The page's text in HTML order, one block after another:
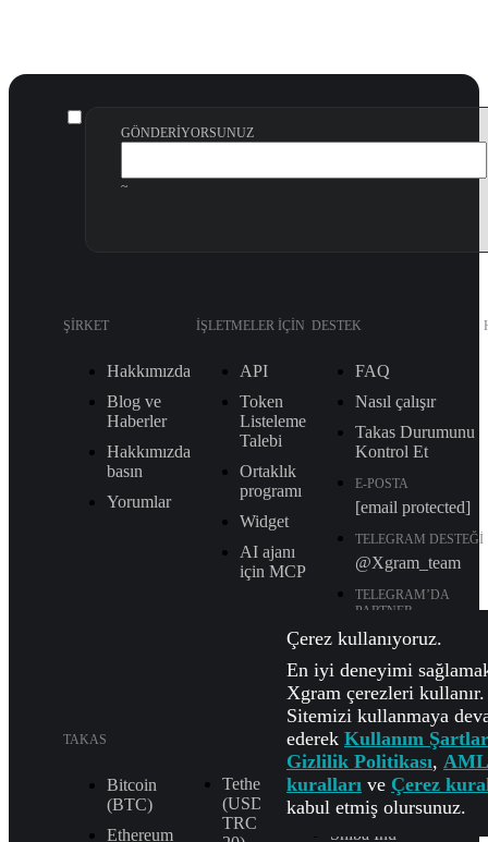
GÖNDERIYORSUNUZ
~
ŞIRKET
Hakkımızda
Blog ve
Haberler
Hakkımızda
basın
Yorumlar
İŞLETMELER IÇIN
API
Token
Listeleme
Talebi
Ortaklık
programı
Widget
AI ajanı
için MCP
DESTEK
FAQ
Nasıl çalışır
Takas Durumunu
Kontrol Et
E-POSTA
[email protected]
TELEGRAM DESTEĞI
@Xgram_team
TELEGRAM’DA
PARTNER
@Xgrammanager
TAKAS
Bitcoin
(BTC)
Ethereum
Tether
(USDT
TRС
XRP
(XRP)
Shiba Inu
Çerez kullanıyoruz.
En iyi deneyimi
Xgram çerezleri kullanır.
Sitemizi kullanmaya
ederek Kullanım
Gizlilik Politikası,
kuralları ve Çerez
kabul etmiş olursunuz.